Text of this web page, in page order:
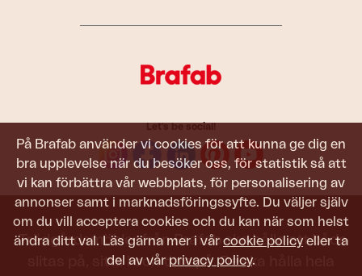
På Brafab använder vi cookies för att kunna ge dig en
bra upplevelse när du besöker oss, för statistik så att
vi kan förbättra vår webbplats, för personalisering av
annonser samt i marknadsföringssyfte. Du väljer själv
om du vill acceptera cookies och du kan när som helst
ändra ditt val. Läs gärna mer i vår cookie policy eller ta
del av vår privacy policy.
Let's be social!
Trädgårdsmöbler från Brafab ska hålla att både
slitas på, sitta i och titta på. De ska hålla hela